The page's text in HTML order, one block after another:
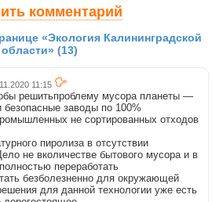
комментарий
«Экология Калининградской
области» (13)
11:15
решитьпроблему мусора планеты —
безопасные заводы по 100%
не сортированных отходов
пиролиза в отсутствии
не вколичестве бытового мусора и в
переработать
безболезненно для окружающей
для данной технологии уже есть